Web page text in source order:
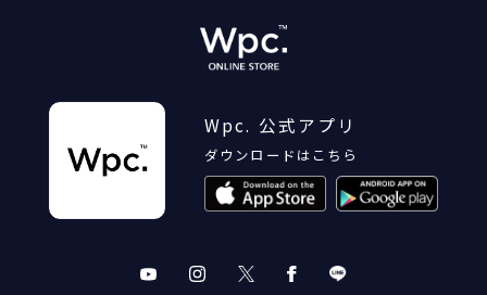
Wpc. 公式アプリ
ダウンロードはこちら